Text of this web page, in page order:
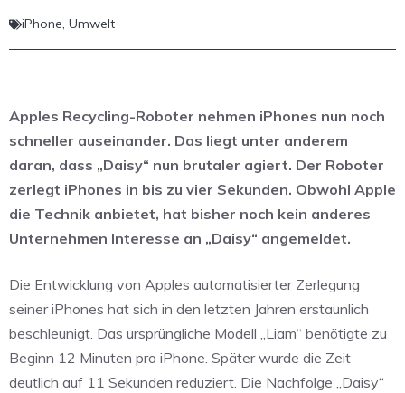
iPhone, Umwelt
Apples Recycling-Roboter nehmen iPhones nun noch
schneller auseinander. Das liegt unter anderem
daran, dass „Daisy“ nun brutaler agiert. Der Roboter
zerlegt iPhones in bis zu vier Sekunden. Obwohl Apple
die Technik anbietet, hat bisher noch kein anderes
Unternehmen Interesse an „Daisy“ angemeldet.
Die Entwicklung von Apples automatisierter Zerlegung
seiner iPhones hat sich in den letzten Jahren erstaunlich
beschleunigt. Das ursprüngliche Modell „Liam“ benötigte zu
Beginn 12 Minuten pro iPhone. Später wurde die Zeit
deutlich auf 11 Sekunden reduziert. Die Nachfolge „Daisy“